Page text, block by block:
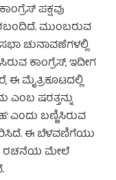
ಪಕ್ಷವು
ಮುಂಬರುವ
ಚುನಾವಣೆಗಳಲ್ಲಿ
ಕಾಂಗ್ರೆಸ್, ಇದೀಗ
ಈ ಮೈತ್ರಿಕೂಟದಲ್ಲಿ
ಷರತ್ತನ್ನು
ಎಂದು ಬಣ್ಣಿಸಿರುವ
ಈ ಬೆಳವಣಿಗೆಯು
ರಚನೆಯ ಮೇಲೆ